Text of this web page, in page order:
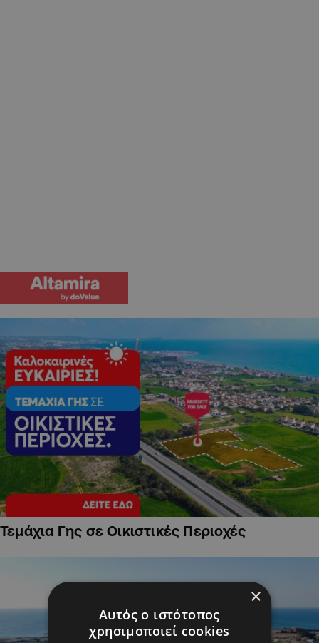
Τεμάχια Γης σε Οικιστικές Περιοχές
×
Αυτός ο ιστότοπος
χρησιμοποιεί cookies